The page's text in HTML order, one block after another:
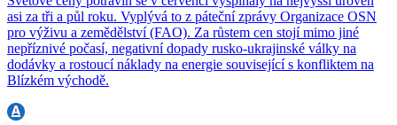
asi za tři a půl roku. Vyplývá to z páteční zprávy Organizace OSN
pro výživu a zemědělství (FAO). Za růstem cen stojí mimo jiné
nepříznivé počasí, negativní dopady rusko-ukrajinské války na
dodávky a rostoucí náklady na energie související s konfliktem na
Blízkém východě.